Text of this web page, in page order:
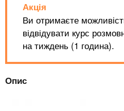
f
o
Акція
Ви отримаєте
відвідувати курс
на тиждень (1 година).
Опис